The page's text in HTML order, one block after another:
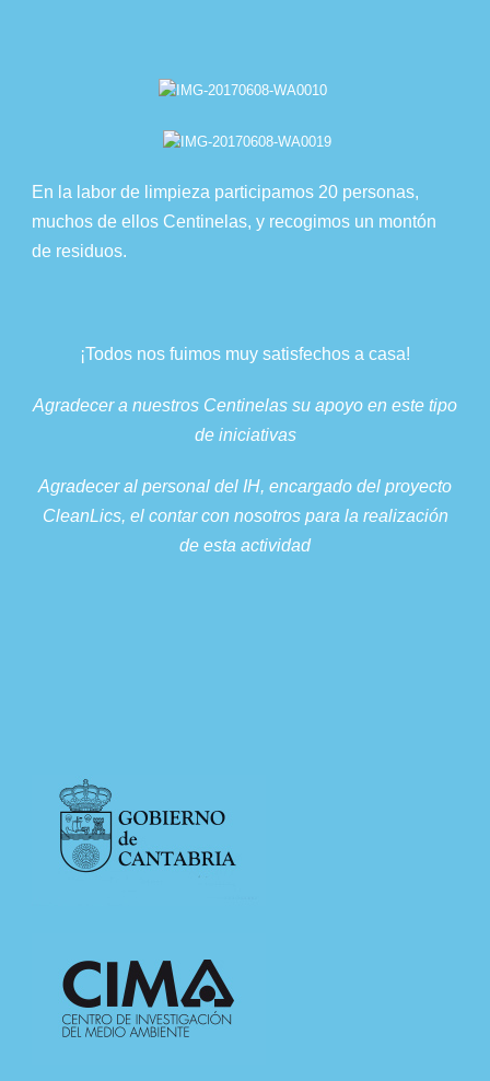
En la labor de limpieza participamos 20 personas,
muchos de ellos Centinelas, y recogimos un montón
de residuos.
¡Todos nos fuimos muy satisfechos a casa!
Agradecer a nuestros Centinelas su apoyo en este tipo
de iniciativas
Agradecer al personal del IH, encargado del proyecto
CleanLics, el contar con nosotros para la realización
de esta actividad